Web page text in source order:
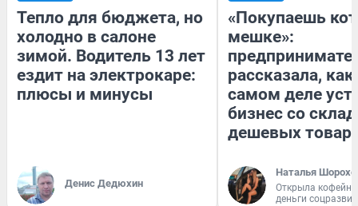
Тепло для бюджета, но
холодно в салоне
зимой. Водитель 13 лет
ездит на электрокаре:
плюсы и минусы
Денис Дедюхин
«Покупаешь
мешке»:
рассказала, как
самом деле
бизнес со
дешевых
Наталья
Открыла
деньги